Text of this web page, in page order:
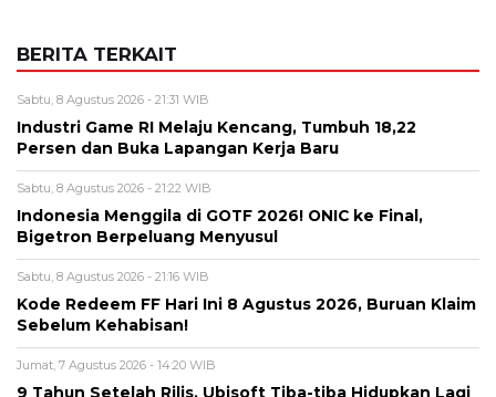
BERITA TERKAIT
Sabtu, 8 Agustus 2026 - 21:31 WIB
Industri Game RI Melaju Kencang, Tumbuh 18,22
Persen dan Buka Lapangan Kerja Baru
Sabtu, 8 Agustus 2026 - 21:22 WIB
Indonesia Menggila di GOTF 2026! ONIC ke Final,
Bigetron Berpeluang Menyusul
Sabtu, 8 Agustus 2026 - 21:16 WIB
Kode Redeem FF Hari Ini 8 Agustus 2026, Buruan Klaim
Sebelum Kehabisan!
Jumat, 7 Agustus 2026 - 14:20 WIB
9 Tahun Setelah Rilis, Ubisoft Tiba-tiba Hidupkan Lagi